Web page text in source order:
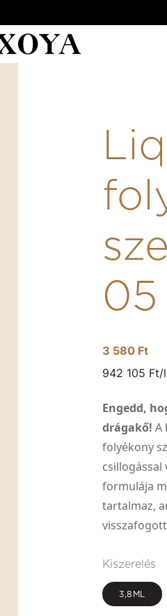
05
3 580 Ft
942 105 Ft/l
Engedd,
drágakő! A
folyékony
csillogással
formulája
tartalmaz,
Kiszerelés
3,8ML